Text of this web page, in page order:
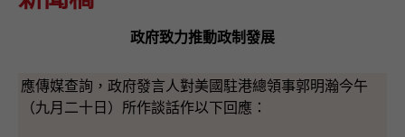
政府致力推動政制發展
應傳媒查詢，政府發言人對美國駐港總領事郭明瀚今午
（九月二十日）所作談話作以下回應：